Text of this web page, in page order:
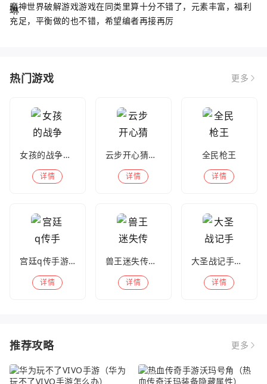
魔神世界破解游戏游戏在同类里算十分不错了，元素丰富，福利
充足，平衡做的也不错，希望编者再接再厉
热门游戏 更多
女孩的战争手机版(暂未上线)
详情
云步开心猜歌名
详情
全民枪王
详情
宫廷q传手游百度版
详情
兽王迷失传奇高爆版
详情
大圣战记手游官方版
详情
推荐攻略 更多